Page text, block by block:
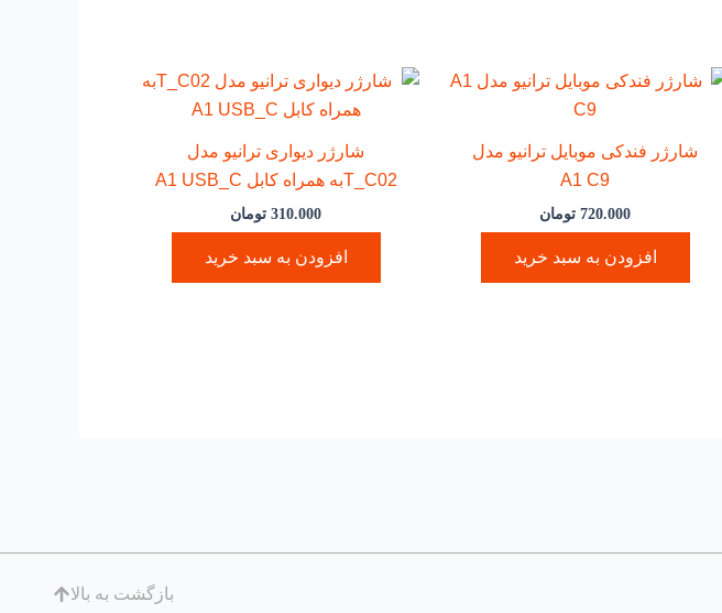
شارژر فندکی موبایل ترانیو مدل
A1 C9
720.000 تومان
افزودن به سبد خرید
شارژر دیواری ترانیو مدل
T_C02به همراه کابل A1 USB_C
310.000 تومان
افزودن به سبد خرید
بازگشت به بالا